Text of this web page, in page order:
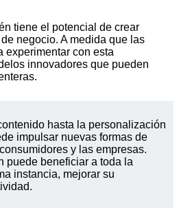
tiene el potencial de crear
negocio. A medida que las
experimentar con esta
innovadores que pueden
hasta la personalización
impulsar nuevas formas de
y las empresas.
puede beneficiar a toda la
instancia, mejorar su